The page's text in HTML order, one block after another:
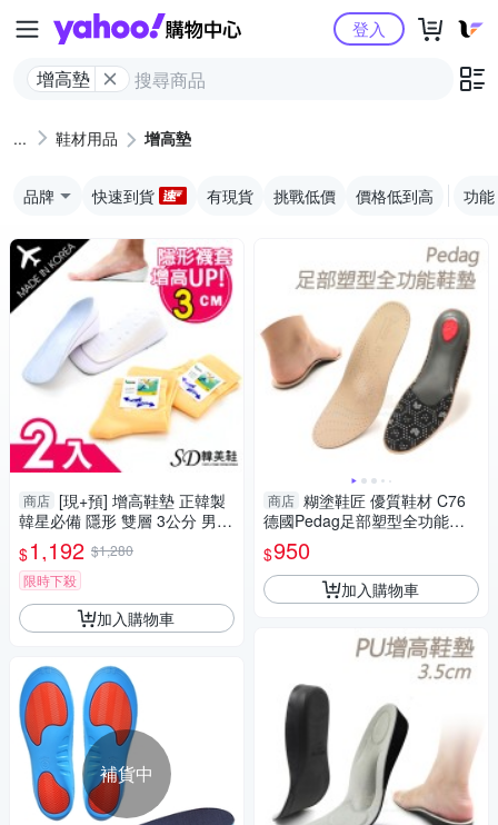
Yahoo購物中心
增高墊
登入
鞋材用品 增高墊
品牌 快速到貨 有現貨 挑戰低價 價格低到高 功能
商店 [現+預] 增高鞋墊 正韓製
韓星必備 隱形 雙層 3公分 男女
款 襪套組 二入【XY9035】
$1,192 $1,280
限時下殺
加入購物車
補貨中
商店 糊塗鞋匠 優質鞋材 C76
德國Pedag足部塑型全功能鞋
墊 1雙 硬式足弓墊 牛皮足弓墊
$950
加入購物車